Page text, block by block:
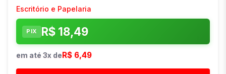
Escritório e Papelaria
PIX R$ 18,49
em até 3x de R$ 6,49